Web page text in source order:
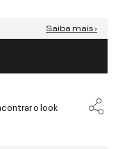
Saiba mais ›
o look